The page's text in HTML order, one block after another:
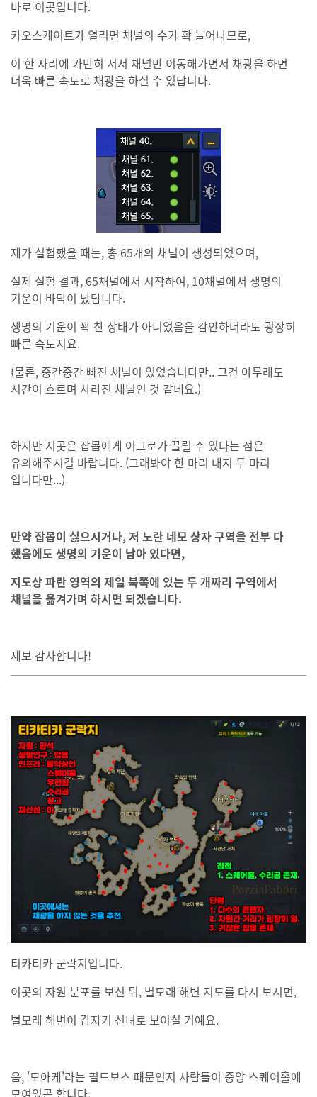
바로 이곳입니다.
카오스게이트가 열리면 채널의 수가 확 늘어나므로,
이 한 자리에 가만히 서서 채널만 이동해가면서 채광을 하면
더욱 빠른 속도로 채광을 하실 수 있답니다.
제가 실험했을 때는, 총 65개의 채널이 생성되었으며,
실제 실험 결과, 65채널에서 시작하여, 10채널에서 생명의
기운이 바닥이 났답니다.
생명의 기운이 꽉 찬 상태가 아니었음을 감안하더라도 굉장히
빠른 속도지요.
(물론, 중간중간 빠진 채널이 있었습니다만.. 그건 아무래도
시간이 흐르며 사라진 채널인 것 같네요.)
하지만 저곳은 잡몹에게 어그로가 끌릴 수 있다는 점은
유의해주시길 바랍니다. (그래봐야 한 마리 내지 두 마리
입니다만...)
만약 잡몹이 싫으시거나, 저 노란 네모 상자 구역을 전부 다
했음에도 생명의 기운이 남아 있다면,
지도상 파란 영역의 제일 북쪽에 있는 두 개짜리 구역에서
채널을 옮겨가며 하시면 되겠습니다.
제보 감사합니다!
티카티카 군락지입니다.
이곳의 자원 분포를 보신 뒤, 별모래 해변 지도를 다시 보시면,
별모래 해변이 갑자기 선녀로 보이실 거예요.
음, '모아케'라는 필드보스 때문인지 사람들이 중앙 스퀘어홀에